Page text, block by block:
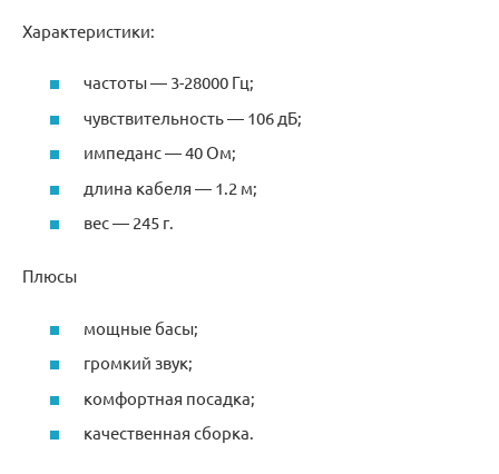
Характеристики:
частоты — 3-28000 Гц;
чувствительность — 106 дБ;
импеданс — 40 Ом;
длина кабеля — 1.2 м;
вес — 245 г.
Плюсы
мощные басы;
громкий звук;
комфортная посадка;
качественная сборка.